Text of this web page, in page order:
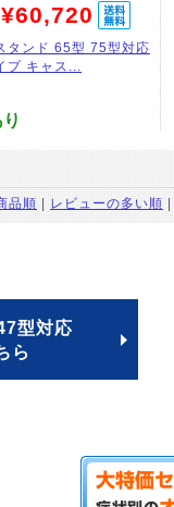
¥60,720
タンド 65型 75型対応
プ キャス...
品順 レビューの多い順
型対応
ら